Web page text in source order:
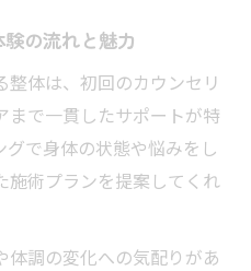
体の選び方
したい安心ポイント
整体院選びの具体的手
の流れと魅力
体は、初回のカウンセリ
まで一貫したサポートが特
で身体の状態や悩みをし
施術プランを提案してくれ
調の変化への気配りがあ